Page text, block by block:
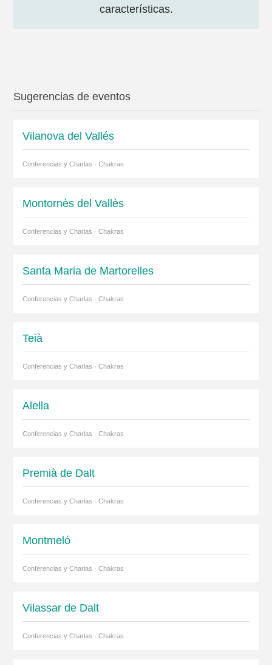
características.
Sugerencias de eventos
Vilanova del Vallés
Conferencias y Charlas · Chakras
Montornès del Vallès
Conferencias y Charlas · Chakras
Santa Maria de Martorelles
Conferencias y Charlas · Chakras
Teià
Conferencias y Charlas · Chakras
Alella
Conferencias y Charlas · Chakras
Premià de Dalt
Conferencias y Charlas · Chakras
Montmeló
Conferencias y Charlas · Chakras
Vilassar de Dalt
Conferencias y Charlas · Chakras